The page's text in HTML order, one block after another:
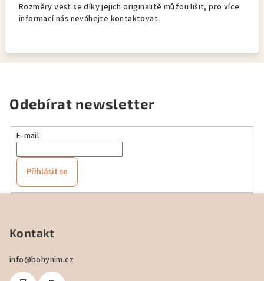
Rozměry vest se díky jejich originalitě můžou lišit, pro více
informací nás neváhejte kontaktovat.
Odebírat newsletter
E-mail
Přihlásit se
Kontakt
info@bohynim.cz